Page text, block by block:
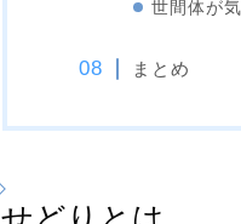
世間体が
まとめ